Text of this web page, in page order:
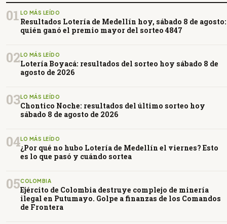
01 LO MÁS LEÍDO
Resultados Lotería de Medellín hoy, sábado 8 de agosto:
quién ganó el premio mayor del sorteo 4847
02LO MÁS LEÍDO
Lotería Boyacá: resultados del sorteo hoy sábado 8 de
agosto de 2026
03LO MÁS LEÍDO
Chontico Noche: resultados del último sorteo hoy
sábado 8 de agosto de 2026
04LO MÁS LEÍDO
¿Por qué no hubo Lotería de Medellín el viernes? Esto
es lo que pasó y cuándo sortea
05COLOMBIA
Ejército de Colombia destruye complejo de minería
ilegal en Putumayo. Golpe a finanzas de los Comandos
de Frontera